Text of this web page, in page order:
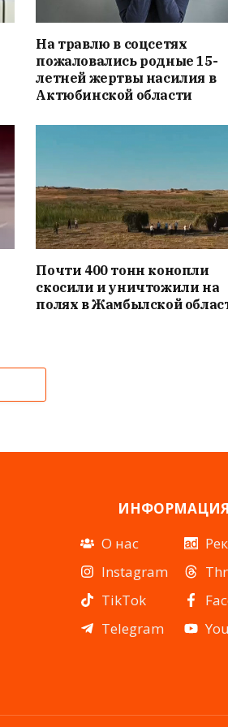
На травлю в соцсетях
пожаловались родные 15-
летней жертвы насилия в
Актюбинской области
Почти 400 тонн конопли
скосили и уничтожили на
полях в Жамбылской
О нас
Instagram
TikTok
Telegram